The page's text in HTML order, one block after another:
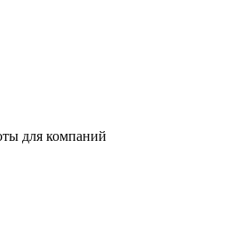
для компаний